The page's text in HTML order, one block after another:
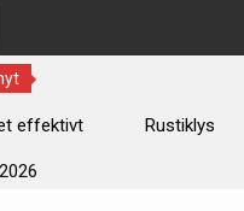
hygge i dit hjem med